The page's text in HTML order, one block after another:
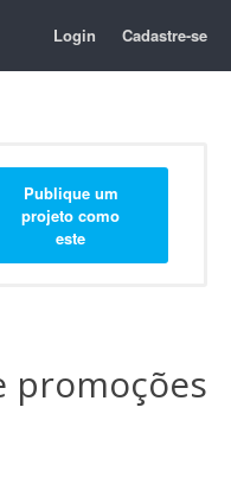
Login Cadastre-se
Publique um
projeto como
este
promoções